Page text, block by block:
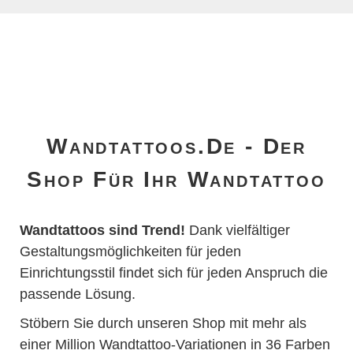
Wandtattoos.de - Der
Shop Für Ihr Wandtattoo
Wandtattoos sind Trend! Dank vielfältiger
Gestaltungsmöglichkeiten für jeden
Einrichtungsstil findet sich für jeden Anspruch die
passende Lösung.
Stöbern Sie durch unseren Shop mit mehr als
einer Million Wandtattoo-Variationen in 36 Farben